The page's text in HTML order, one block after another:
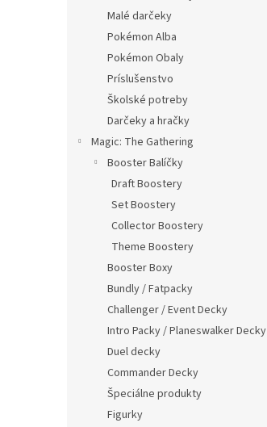
Malé darčeky
Pokémon Alba
Pokémon Obaly
Príslušenstvo
Školské potreby
Darčeky a hračky
Magic: The Gathering
Booster Balíčky
Draft Boostery
Set Boostery
Collector Boostery
Theme Boostery
Booster Boxy
Bundly / Fatpacky
Challenger / Event Decky
Intro Packy / Planeswalker Decky
Duel decky
Commander Decky
Špeciálne produkty
Figurky